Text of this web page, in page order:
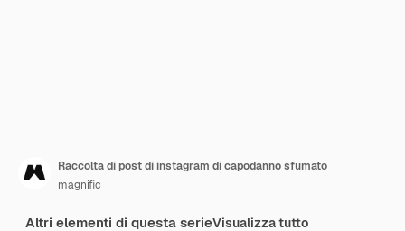
Raccolta di post di instagram di capodanno sfumato
magnific
Altri elementi di questa serieVisualizza tutto